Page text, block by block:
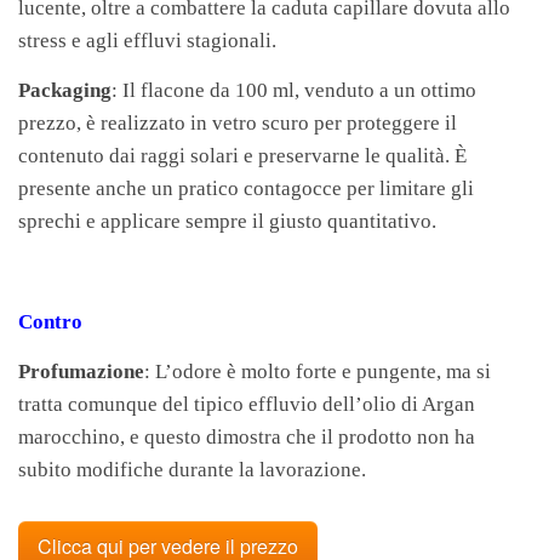
lucente, oltre a combattere la caduta capillare dovuta allo
stress e agli effluvi stagionali.
Packaging: Il flacone da 100 ml, venduto a un ottimo
prezzo, è realizzato in vetro scuro per proteggere il
contenuto dai raggi solari e preservarne le qualità. È
presente anche un pratico contagocce per limitare gli
sprechi e applicare sempre il giusto quantitativo.
Contro
Profumazione: L’odore è molto forte e pungente, ma si
tratta comunque del tipico effluvio dell’olio di Argan
marocchino, e questo dimostra che il prodotto non ha
subito modifiche durante la lavorazione.
Clicca qui per vedere il prezzo